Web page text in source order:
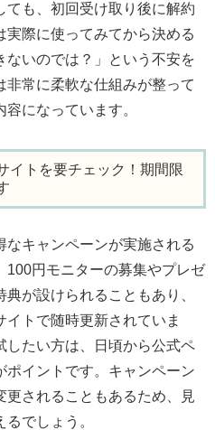
ても、初回受け取り後に解約
際に使ってみてから決める
ないのでは？」という不安を
常に柔軟な仕組みが整って
になっています。
イトを要チェック！期間限
キャンペーンが実施される
100円モニターの募集やプレゼ
が設けられることもあり、
トで随時更新されていま
したい方は、日頃から公式ペ
ポイントです。キャンペーン
されることもあるため、見
でしょう。